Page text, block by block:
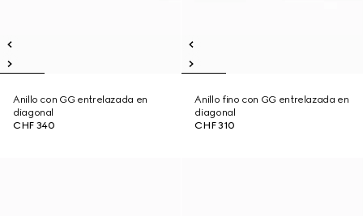
Anillo con GG entrelazada en
diagonal
CHF 340
Anillo fino con GG entrelazada en
diagonal
CHF 310